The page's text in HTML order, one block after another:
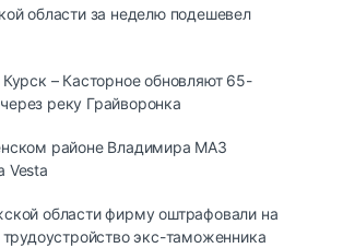
области за неделю подешевел
– Касторное обновляют 65-
реку Грайворонка
районе Владимира МАЗ
Vesta
области фирму оштрафовали на
экс-таможенника